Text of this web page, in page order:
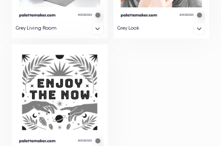
Grey Living Room Grey Look